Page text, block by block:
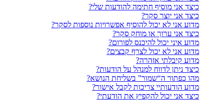
כיצד אני מוסיף חתימה להודעות שלי?
כיצד אני יוצר סקר?
מדוע אני לא יכול להוסיף אפשרויות נוספות לסקר?
כיצד אני ערוך או מוחק סקר?
מדוע איני יכול להיכנס לפורום?
מדוע אני לא יכול לצרף קבצים?
מדוע קיבלתי אזהרה?
כיצד ניתן לדווח למנהל על הודעות?
מהו כפתור ה“שמור” בשליחת הנושא?
מדוע הודעותיי צריכות לקבל אישור?
כיצד אני יכול להקפיץ את הודעתי?